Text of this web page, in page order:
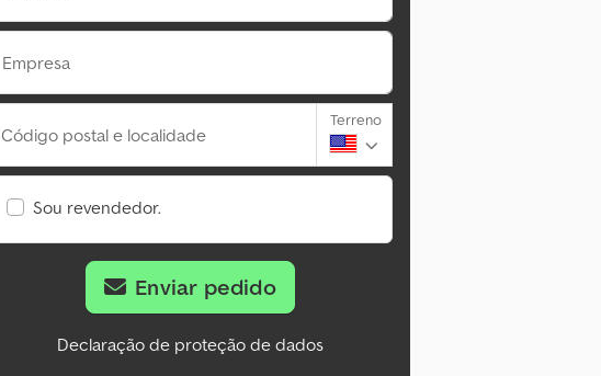
Empresa
Código postal e localidade
Terreno
Sou revendedor.
Enviar pedido
Declaração de proteção de dados